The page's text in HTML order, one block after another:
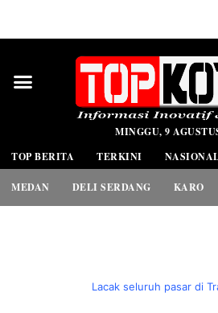
MINGGU, 9
TOP BERITA
TERKINI
MEDAN DELI SERDANG KARO
Lacak seluruh pasar di